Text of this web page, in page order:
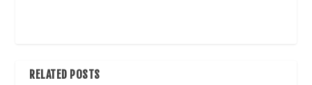
RELATED POSTS